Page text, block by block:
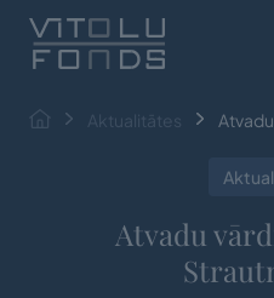
Aktualitātes
Atvadu